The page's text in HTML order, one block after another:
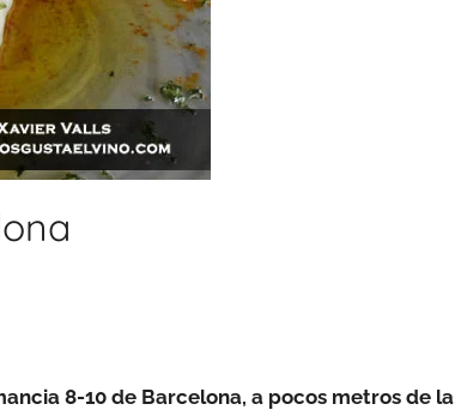
8-10 de Barcelona, a pocos metros de la